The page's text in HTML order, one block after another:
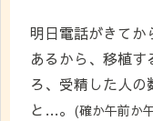
明日電話がきて
あるから、移植
ろ、受精した人
と…。 (確か午前か